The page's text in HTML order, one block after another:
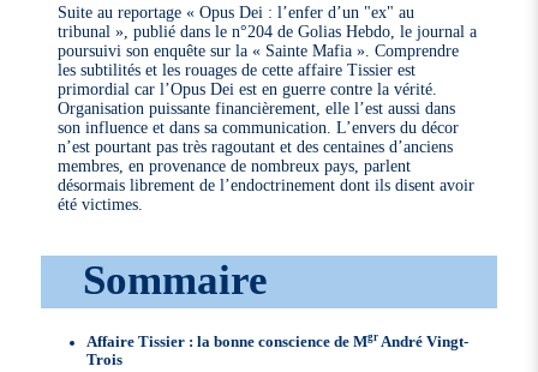
Suite au reportage « Opus Dei : l’enfer d’un "ex" au
tribunal », publié dans le n°204 de Golias Hebdo, le journal a
poursuivi son enquête sur la « Sainte Mafia ». Comprendre
les subtilités et les rouages de cette affaire Tissier est
primordial car l’Opus Dei est en guerre contre la vérité.
Organisation puissante financièrement, elle l’est aussi dans
son influence et dans sa communication. L’envers du décor
n’est pourtant pas très ragoutant et des centaines d’anciens
membres, en provenance de nombreux pays, parlent
désormais librement de l’endoctrinement dont ils disent avoir
été victimes.
Sommaire
Affaire Tissier : la bonne conscience de Mgr André Vingt-
Trois